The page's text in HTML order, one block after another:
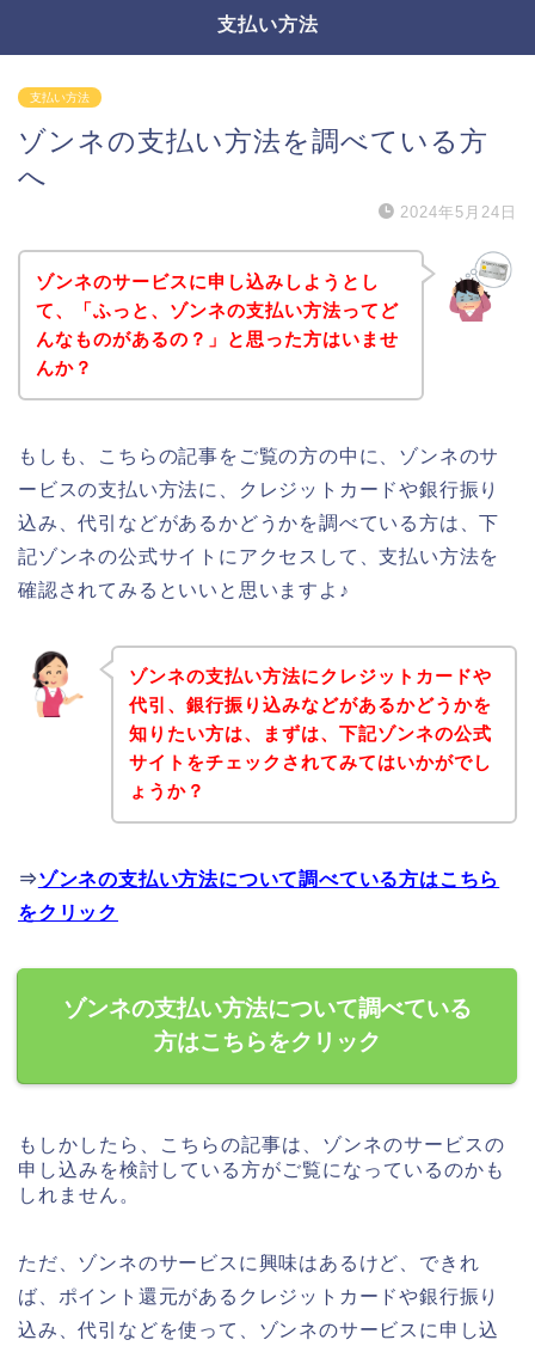
支払い方法
支払い方法
ゾンネの支払い方法を調べている方
へ
2024年5月24日
ゾンネのサービスに申し込みしようとし
て、「ふっと、ゾンネの支払い方法ってど
んなものがあるの？」と思った方はいませ
んか？
もしも、こちらの記事をご覧の方の中に、ゾンネのサ
ービスの支払い方法に、クレジットカードや銀行振り
込み、代引などがあるかどうかを調べている方は、下
記ゾンネの公式サイトにアクセスして、支払い方法を
確認されてみるといいと思いますよ♪
ゾンネの支払い方法にクレジットカードや
代引、銀行振り込みなどがあるかどうかを
知りたい方は、まずは、下記ゾンネの公式
サイトをチェックされてみてはいかがでし
ょうか？
⇒ゾンネの支払い方法について調べている方はこちら
をクリック
ゾンネの支払い方法について調べている
方はこちらをクリック
もしかしたら、こちらの記事は、ゾンネのサービスの
申し込みを検討している方がご覧になっているのかも
しれません。
ただ、ゾンネのサービスに興味はあるけど、できれ
ば、ポイント還元があるクレジットカードや銀行振り
込み、代引などを使って、ゾンネのサービスに申し込